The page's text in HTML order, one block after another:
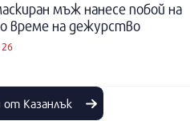
мъж нанесе побой на
време на дежурство
26
Казанлък